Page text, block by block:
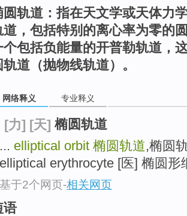
圆轨道：指在天文学或天体力
道，包括特别的离心率为零的
个包括负能量的开普勒轨道，
轨道（抛物线轨道）。
网络释义 专业释义
[力] [天] 椭圆轨道
... elliptical orbit 椭圆轨道,椭圆
elliptical erythrocyte [医] 椭圆形
基于2个网页-相关网页
语